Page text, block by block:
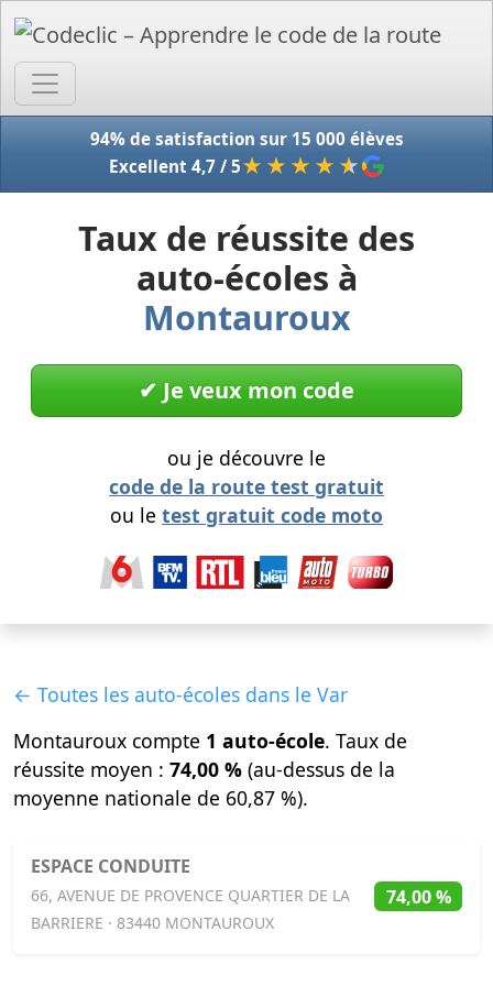
94% de satisfaction sur 15 000 élèves
Excellent 4,7 / 5★★★★ ★
Taux de réussite des
auto-écoles à
Montauroux
✔︎ Je veux mon code
ou je découvre le
code de la route test gratuit
ou le test gratuit code moto
← Toutes les auto-écoles dans le Var
Montauroux compte 1 auto-école. Taux de
réussite moyen : 74,00 % (au-dessus de la
moyenne nationale de 60,87 %).
ESPACE CONDUITE
66, AVENUE DE PROVENCE QUARTIER DE LA
BARRIERE · 83440 MONTAUROUX
74,00 %